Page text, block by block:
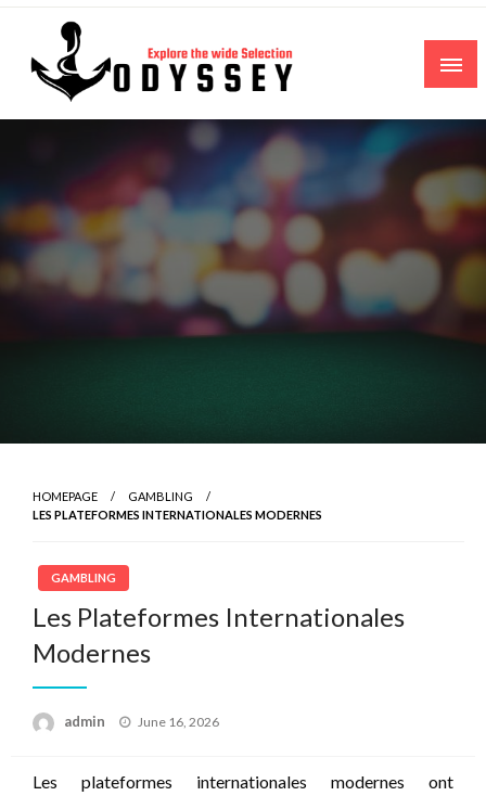
Skip
content
Explore the wide Selection
HOMEPAGE
GAMBLING
LES PLATEFORMES INTERNATIONALES MODERNES
GAMBLING
Les Plateformes Internationales
Modernes
admin
Posted
June 16, 2026
Les plateformes internationales modernes ont